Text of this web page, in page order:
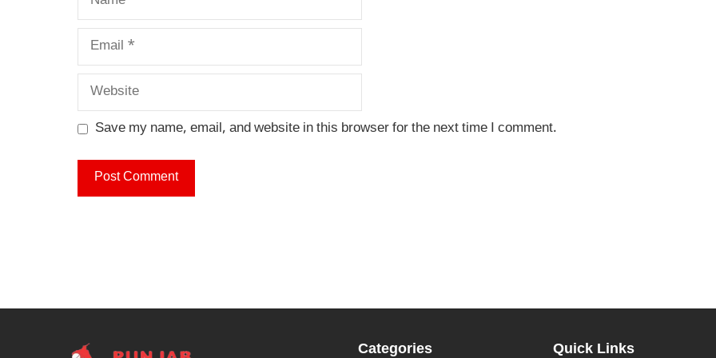
Email
Website
Save my name, email, and website in this browser for the next time I comment.
Categories Quick Links